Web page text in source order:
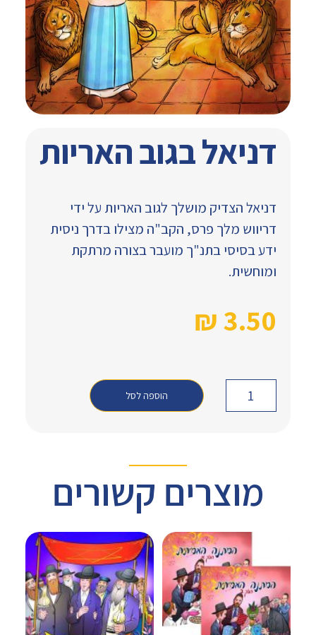
דניאל בגוב האריות
דניאל הצדיק מושלך לגוב האריות על ידי
דריווש מלך פרס, הקב"ה מצילו בדרך ניסית
ידע בסיסי בתנ"ך מועבר בצורה מרתקת
ומוחשית.
₪3.50
הוספה לסל
מוצרים קשורים